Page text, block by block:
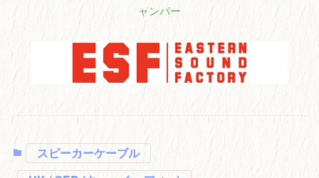
ャンパー
スピーカーケーブル